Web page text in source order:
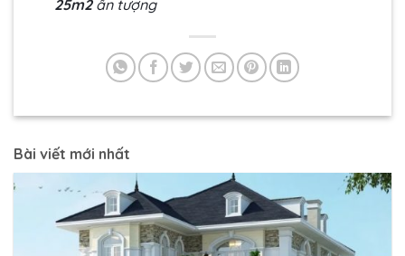
25m2 ấn tượng
Bài viết mới nhất